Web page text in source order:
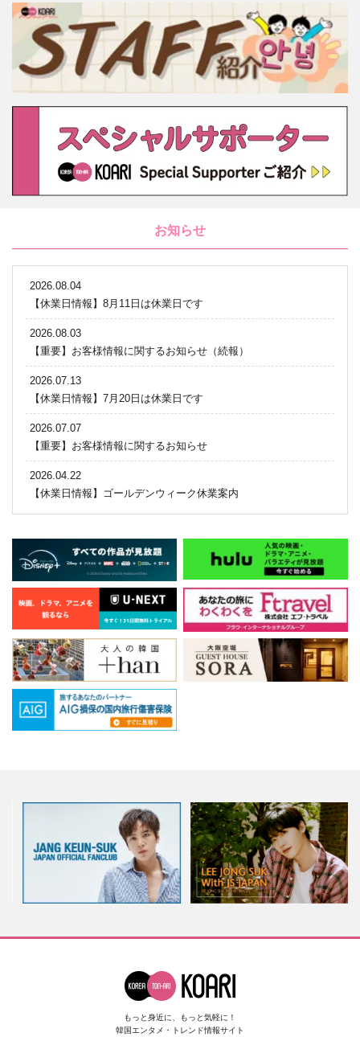
お知らせ
2026.08.04
【休業日情報】8月11日は休業日です
2026.08.03
【重要】お客様情報に関するお知らせ（続報）
2026.07.13
【休業日情報】7月20日は休業日です
2026.07.07
【重要】お客様情報に関するお知らせ
2026.04.22
【休業日情報】ゴールデンウィーク休業案内
もっと身近に、もっと気軽に！
韓国エンタメ・トレンド情報サイト